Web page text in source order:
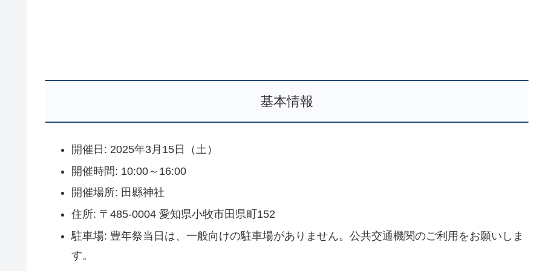
基本情報
開催日: 2025年3月15日（土）
開催時間: 10:00～16:00
開催場所: 田縣神社
住所: 〒485-0004 愛知県小牧市田県町152
駐車場: 豊年祭当日は、一般向けの駐車場がありません。公共交通機関のご利用をお願いしま
す。